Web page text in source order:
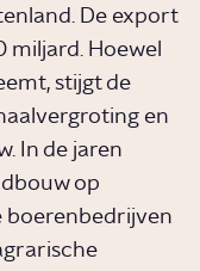
De export
miljard. Hoewel
stijgt de
en
In de jaren
op
boerenbedrijven